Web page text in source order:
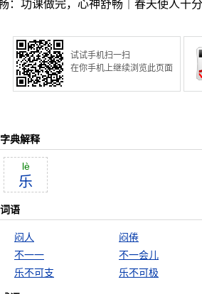
：功课做完，心神舒畅｜春天使人十
试试手机扫一扫
在你手机上继续浏览此页面
典解释
lè
乐
语
闷人
闷倦
不一一
不一会儿
乐不可支 乐不可极